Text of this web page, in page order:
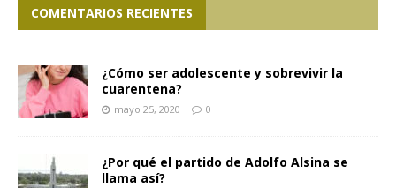
COMENTARIOS RECIENTES
¿Cómo ser adolescente y sobrevivir la
cuarentena?
mayo 25, 2020 0
¿Por qué el partido de Adolfo Alsina se
llama así?